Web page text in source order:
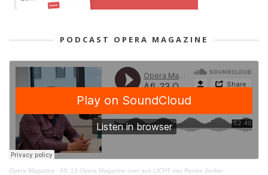
PODCAST OPERA MAGAZINE
Opera Magazine · Afl. 23 Opera Magazine over aus LICHT met Renee Jonker